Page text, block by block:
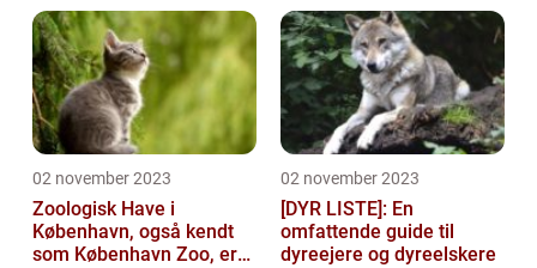
02 november 2023
Zoologisk Have i
København, også kendt
som København Zoo, er
02 november 2023
[DYR LISTE]: En
omfattende guide til
dyreejere og dyreelskere